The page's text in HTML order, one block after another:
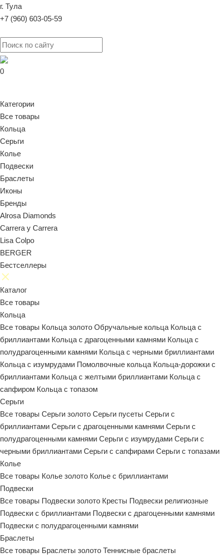
г. Тула
+7 (960) 603-05-59
0
Категории
Все товары
Кольца
Серьги
Колье
Подвески
Браслеты
Иконы
Бренды
Alrosa Diamonds
Carrera y Carrera
Lisa Colpo
BERGER
Бестселлеры
Каталог
Все товары
Кольца
Все товары Кольца золото Обручальные кольца Кольца с
бриллиантами Кольца с драгоценными камнями Кольца с
полудрагоценными камнями Кольца с черными бриллиантами
Кольца с изумрудами Помолвочные кольца Кольца-дорожки с
бриллиантами Кольца с желтыми бриллиантами Кольца с
сапфиром Кольца с топазом
Серьги
Все товары Серьги золото Серьги пусеты Серьги с
бриллиантами Серьги с драгоценными камнями Серьги с
полудрагоценными камнями Серьги с изумрудами Серьги с
черными бриллиантами Серьги с сапфирами Серьги с топазами
Колье
Все товары Колье золото Колье с бриллиантами
Подвески
Все товары Подвески золото Кресты Подвески религиозные
Подвески с бриллиантами Подвески с драгоценными камнями
Подвески с полудрагоценными камнями
Браслеты
Все товары Браслеты золото Теннисные браслеты